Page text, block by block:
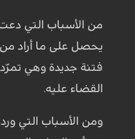
من الأسباب التي دعت
يحصل على ما أراد من
فتنة جديدة وهي
القضاء عليه.
ومن الأسباب التي